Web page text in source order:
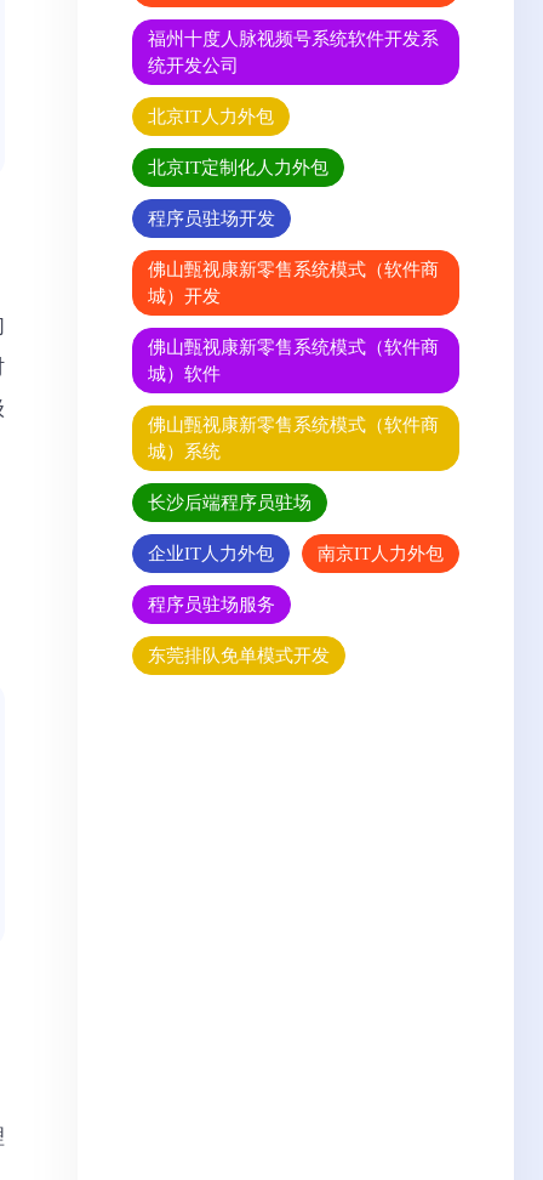
福州十度人脉视频号系统软件开发系
统开发公司
北京IT人力外包
北京IT定制化人力外包
程序员驻场开发
佛山甄视康新零售系统模式（软件商
城）开发
佛山甄视康新零售系统模式（软件商
城）软件
佛山甄视康新零售系统模式（软件商
城）系统
长沙后端程序员驻场
企业IT人力外包 南京IT人力外包
程序员驻场服务
东莞排队免单模式开发